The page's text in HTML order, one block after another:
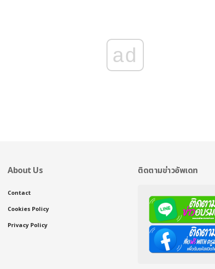
ad
About Us
Contact
Cookies Policy
Privacy Policy
ติดตามข่าวอัพเดท